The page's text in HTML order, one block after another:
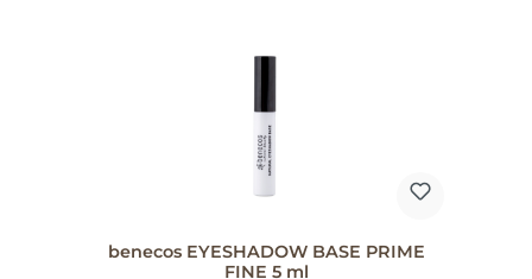
benecos EYESHADOW BASE PRIME
FINE 5 ml